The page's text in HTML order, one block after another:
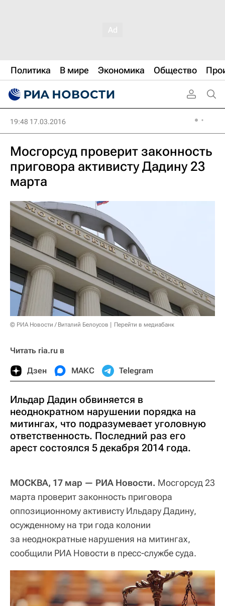
Политика В мире Экономика Общество
19:48 17.03.2016
Мосгорсуд проверит законность
приговора активисту Дадину 23
марта
© РИА Новости / Виталий Белоусов Перейти в медиабанк
Читать ria.ru в
Дзен МАКС Telegram
Ильдар Дадин обвиняется в
неоднократном нарушении порядка на
митингах, что подразумевает уголовную
ответственность. Последний раз его
арест состоялся 5 декабря 2014 года.
МОСКВА, 17 мар — РИА Новости. Мосгорсуд 23
марта проверит законность приговора
оппозиционному активисту Ильдару Дадину,
осужденному на три года колонии
за неоднократные нарушения на митингах,
сообщили РИА Новости в пресс-службе суда.